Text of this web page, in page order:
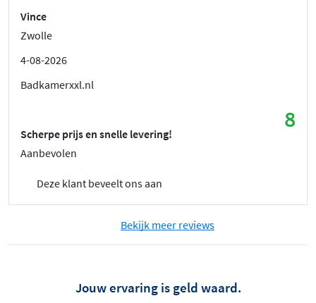
Vince
Zwolle
4-08-2026
Badkamerxxl.nl
8
Scherpe prijs en snelle levering!
Aanbevolen
Deze klant beveelt ons aan
Bekijk meer reviews
Jouw ervaring is geld waard.